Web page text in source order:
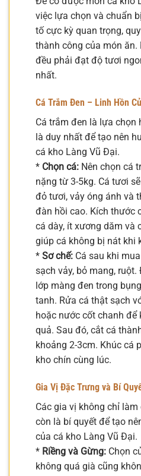
việc lựa chọn và chuẩn
tố cực kỳ quan trọng,
thành công của món ăn.
đều phải đạt độ tươi
nhất.
Cá Trắm Đen – Linh Hồn
Cá trắm đen là lựa chọn
là duy nhất để tạo nên
cá kho Làng Vũ Đại.
* Chọn cá: Nên chọn cá
nặng từ 3-5kg. Cá tươi
đỏ tươi, vảy óng ánh và
đàn hồi cao. Kích thước
cá dày, ít xương dăm và
giúp cá không bị nát khi
* Sơ chế: Cá sau khi
sạch vảy, bỏ mang,
lớp màng đen trong
tanh. Rửa cá thật sạch
hoặc nước cốt chanh để
quả. Sau đó, cắt cá
khoảng 2-3cm. Khúc cá
kho chín cùng lúc.
Gia Vị Đặc Trưng và Bí
Các gia vị không chỉ
còn là bí quyết để tạo
của cá kho Làng Vũ Đại.
* Riềng và Gừng: Chọn
không quá già cũng